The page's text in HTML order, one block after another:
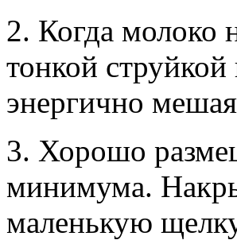
2. Когда молоко
тонкой
энергично
3. Хорошо
минимума.
маленькую